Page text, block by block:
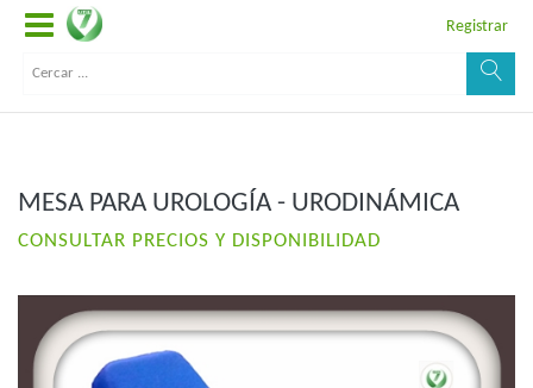
Registrar
MESA PARA UROLOGÍA - URODINÁMICA
CONSULTAR PRECIOS Y DISPONIBILIDAD